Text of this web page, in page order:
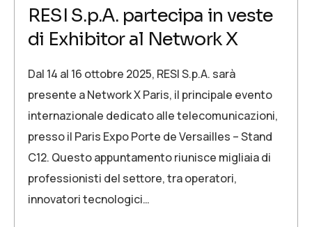
RESI S.p.A. partecipa in veste
di Exhibitor al Network X
Dal 14 al 16 ottobre 2025, RESI S.p.A. sarà
presente a Network X Paris, il principale evento
internazionale dedicato alle telecomunicazioni,
presso il Paris Expo Porte de Versailles – Stand
C12. Questo appuntamento riunisce migliaia di
professionisti del settore, tra operatori,
innovatori tecnologici…